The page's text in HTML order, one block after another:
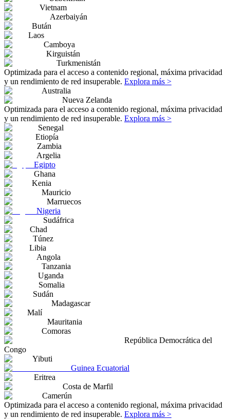
Vietnam
Azerbaiyán
Bután
Laos
Camboya
Kirguistán
Turkmenistán
Optimizada para el acceso a contenido regional, máxima privacidad
y un rendimiento de red insuperable. Explora más >
Australia
Nueva Zelanda
Optimizada para el acceso a contenido regional, máxima privacidad
y un rendimiento de red insuperable. Explora más >
Senegal
Etiopía
Zambia
Argelia
Egipto
Ghana
Kenia
Mauricio
Marruecos
Nigeria
Sudáfrica
Chad
Túnez
Libia
Angola
Tanzania
Uganda
Somalia
Sudán
Madagascar
Malí
Mauritania
Comoras
República Democrática del
Congo
Yibuti
Guinea Ecuatorial
Eritrea
Costa de Marfil
Camerún
Optimizada para el acceso a contenido regional, máxima privacidad
y un rendimiento de red insuperable. Explora más >